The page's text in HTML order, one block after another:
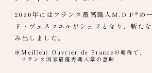
2020年にはフランス最高職人M.O.F ※ の
ド・ヴェスマエルがシェフとなり、新た
み出しました。
※Meilleur Ouvrier de Franceの略称で、
フランス国家最優秀職人章の意味